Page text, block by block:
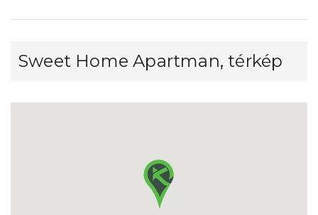
Sweet Home Apartman, térkép